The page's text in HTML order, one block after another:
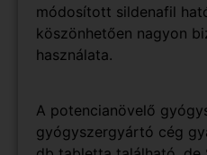
módosított sildenafil
köszönhetően nagyon
használata.
A potencianövelő
gyógyszergyártó cég